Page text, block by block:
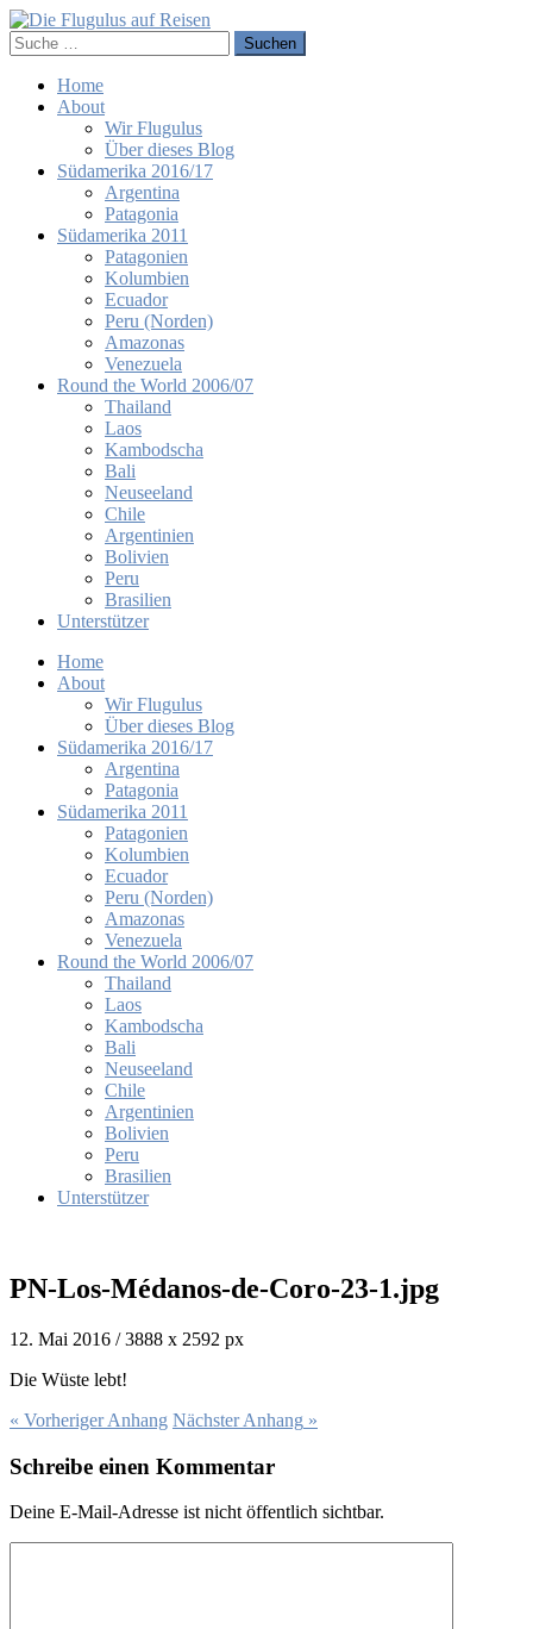
Home
About
Wir Flugulus
Über dieses Blog
Südamerika 2016/17
Argentina
Patagonia
Südamerika 2011
Patagonien
Kolumbien
Ecuador
Peru (Norden)
Amazonas
Venezuela
Round the World 2006/07
Thailand
Laos
Kambodscha
Bali
Neuseeland
Chile
Argentinien
Bolivien
Peru
Brasilien
Unterstützer
Home
About
Wir Flugulus
Über dieses Blog
Südamerika 2016/17
Argentina
Patagonia
Südamerika 2011
Patagonien
Kolumbien
Ecuador
Peru (Norden)
Amazonas
Venezuela
Round the World 2006/07
Thailand
Laos
Kambodscha
Bali
Neuseeland
Chile
Argentinien
Bolivien
Peru
Brasilien
Unterstützer
PN-Los-Médanos-de-Coro-23-1.jpg
12. Mai 2016 /3888 x 2592 px
Die Wüs­te lebt!
« VorherigerAnhang NächsterAnhang »
Schreibe einen Kommentar
Deine E-Mail-Adresse ist nicht öffentlich sichtbar.